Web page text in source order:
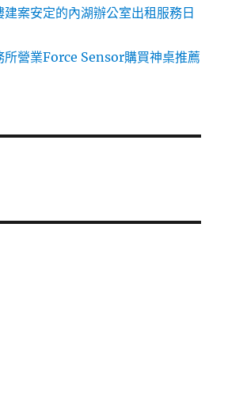
案安定的內湖辦公室出租服務日
所營業Force Sensor購買神桌推薦